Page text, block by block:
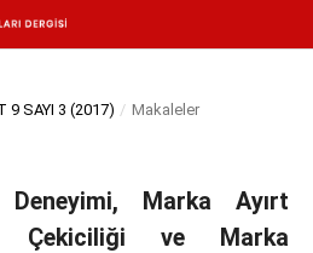
9 SAYI 3 (2017) / Makaleler
Marka Ayırt
Çekiciliği ve Marka